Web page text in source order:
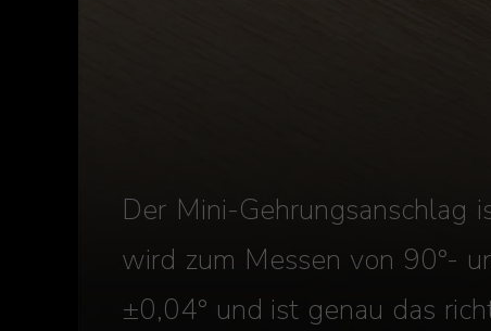
Der Mini-Gehrungsanschlag
wird zum Messen von 90°-
±0,04° und ist genau das